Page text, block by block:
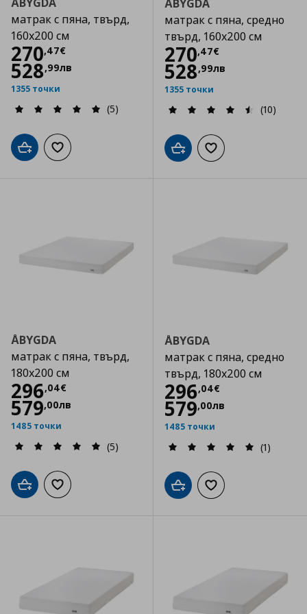
матрак с пяна, твърд,
160x200 см
270,47€
Цена
528,99лв
1355 точки
(5)
Добави в кошницата
Добави към списъка с любими
ÅBYGDA
матрак с пяна, средно
твърд, 160x200 см
270,47€
Цена
528,99лв
1355 точки
(10)
Добави в кошницата
Добави към
ÅBYGDA
матрак с пяна, твърд,
180x200 см
296,04€
Цена296,04 €
579,00лв
1485 точки
(5)
Добави в кошницата
Добави към списъка с любими
ÅBYGDA
матрак с пяна, средно
твърд, 180x200 см
296,04€
Цена296,04 €
579,00лв
1485 точки
(1)
Добави в кошницата
Добави към